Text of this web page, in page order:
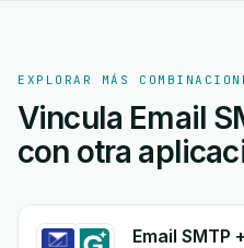
EXPLORAR MÁS
Vincula Email
con otra
Email SMTP